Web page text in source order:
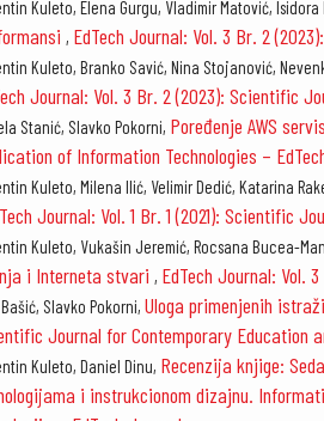
Kuleto, Elena Gurgu, Vladimir Matović,
, EdTech Journal: Vol. 3 Br. 2
Kuleto, Branko Savić, Nina Stojanović,
Journal: Vol. 3 Br. 2 (2023): Scientific
Stanić, Slavko Pokorni, Poređenje AWS
of Information Technologies –
Kuleto, Milena Ilić, Velimir Dedić, Katarina
Journal: Vol. 1 Br. 1 (2021): Scientific
Kuleto, Vukašin Jeremić, Rocsana Bucea-
i Interneta stvari , EdTech Journal: Vol.
Slavko Pokorni, Uloga primenjenih
Journal for Contemporary Education
Kuleto, Daniel Dinu, Recenzija knjige:
i instrukcionom dizajnu.